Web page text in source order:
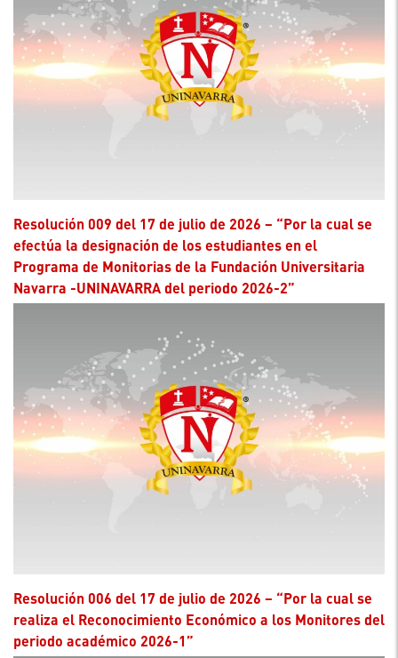
Resolución 009 del 17 de julio de 2026 – “Por la cual se
efectúa la designación de los estudiantes en el
Programa de Monitorias de la Fundación Universitaria
Navarra -UNINAVARRA del periodo 2026-2”
Resolución 006 del 17 de julio de 2026 – “Por la cual se
realiza el Reconocimiento Económico a los Monitores del
periodo académico 2026-1”